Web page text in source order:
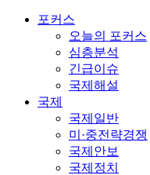
포커스
오늘의 포커스
심층분석
긴급이슈
국제해설
국제
국제일반
미·중전략경쟁
국제안보
국제정치